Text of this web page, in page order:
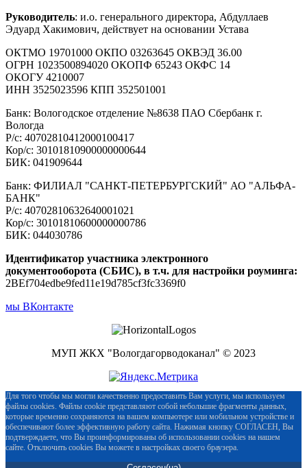
Руководитель: и.о. генерального директора, Абдуллаев
Эдуард Хакимович, действует на основании Устава
ОКТМО 19701000 ОКПО 03263645 ОКВЭД 36.00
ОГРН 1023500894020 ОКОПФ 65243 ОКФС 14
ОКОГУ 4210007
ИНН 3525023596 КПП 352501001
Банк: Вологодское отделение №8638 ПАО Сбербанк г.
Вологда
Р/с: 40702810412000100417
Кор/с: 30101810900000000644
БИК: 041909644
Банк: ФИЛИАЛ "САНКТ-ПЕТЕРБУРГСКИЙ" АО "АЛЬФА-
БАНК"
Р/с: 40702810632640001021
Кор/с: 30101810600000000786
БИК: 044030786
Идентификатор участника электронного
документооборота (СБИС), в т.ч. для настройки роуминга:
2BEf704edbe9fed11e19d785cf3fc3369f0
мы ВКонтакте
МУП ЖКХ "Вологдагорводоканал" © 2023
Для того чтобы мы могли качественно предоставить Вам услуги, мы используем
файлы cookies. Файлы cookie представляют собой небольшие фрагменты данных,
которые временно сохраняются на вашем компьютере или мобильном устройстве и
обеспечивают более эффективную работу сайта. Нажимая кнопку СОГЛАСЕН, Вы
подтверждаете, что Вы проинформированы об использовании cookies на нашем
сайте. Отключить cookies Вы можете в настройках своего браузера.